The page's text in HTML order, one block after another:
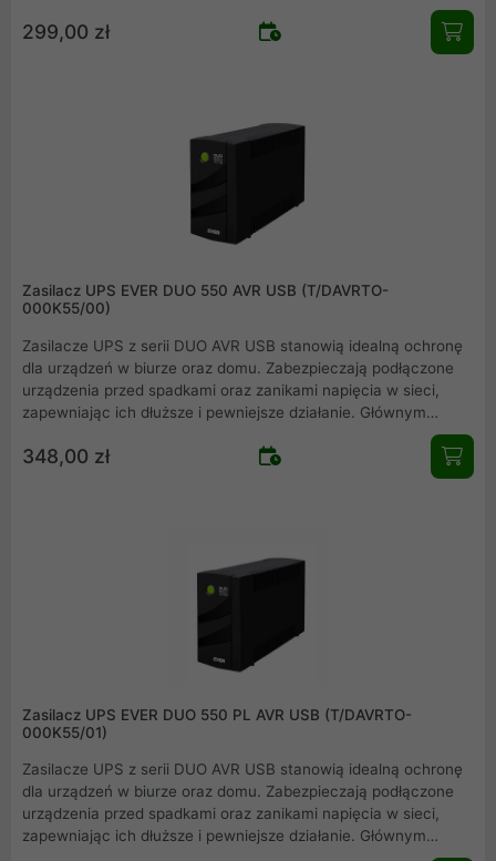
pewniejsze działanie. Głównym przeznaczeniem zasilaczy z
serii DUO AVR / DUO AVR USB jest zabezpieczenie przed
niekontrolowaną utratą zasilania: komputerów PC, stanowisk
299,00 zł
Zasilacz UPS EVER DUO 550 AVR USB (T/DAVRTO-
000K55/00)
Zasilacze UPS z serii DUO AVR USB stanowią idealną ochronę
dla urządzeń w biurze oraz domu. Zabezpieczają podłączone
urządzenia przed spadkami oraz zanikami napięcia w sieci,
zapewniając ich dłuższe i pewniejsze działanie. Głównym
przeznaczeniem zasilaczy z serii DUO AVR USB są: komputery
PC, urządzenia telekomunikacyjne (switche, rutery), monitory,
348,00 zł
Zasilacz UPS EVER DUO 550 PL AVR USB (T/DAVRTO-
000K55/01)
Zasilacze UPS z serii DUO AVR USB stanowią idealną ochronę
dla urządzeń w biurze oraz domu. Zabezpieczają podłączone
urządzenia przed spadkami oraz zanikami napięcia w sieci,
zapewniając ich dłuższe i pewniejsze działanie. Głównym